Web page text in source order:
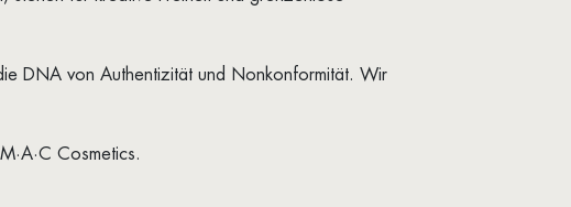
DNA von Authentizität und Nonkonformität. Wir
Cosmetics.